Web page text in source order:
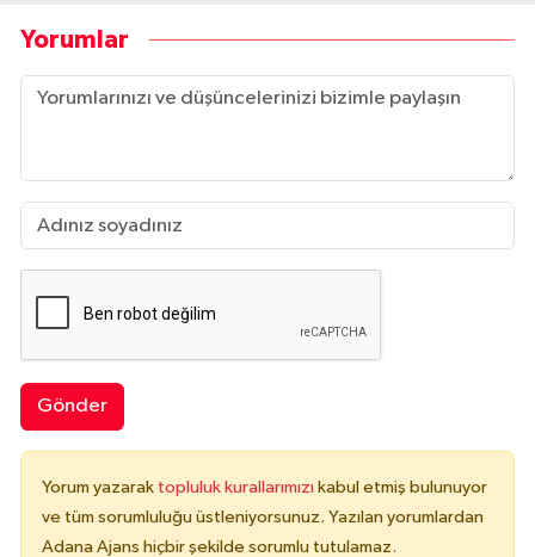
Yorumlar
Gönder
Yorum yazarak topluluk kurallarımızı kabul etmiş bulunuyor
ve tüm sorumluluğu üstleniyorsunuz. Yazılan yorumlardan
Adana Ajans hiçbir şekilde sorumlu tutulamaz.